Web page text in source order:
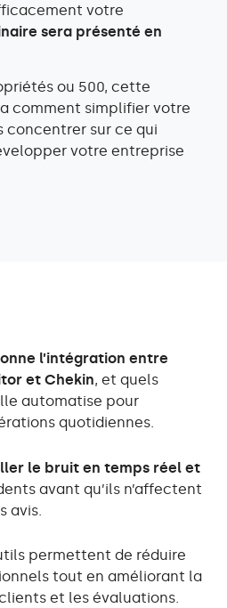
votre
sera présenté en
ou 500, cette
comment simplifier votre
concentrer sur ce qui
votre entreprise
l’intégration entre
et Chekin, et quels
automatise pour
quotidiennes.
le bruit en temps réel et
avant qu’ils n’affectent
avis.
permettent de réduire
tout en améliorant la
et les évaluations.